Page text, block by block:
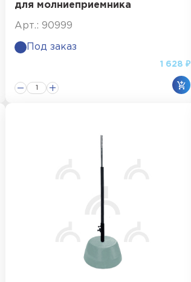
для молниеприемника
Арт.: 90999
Под заказ
1 628 ₽